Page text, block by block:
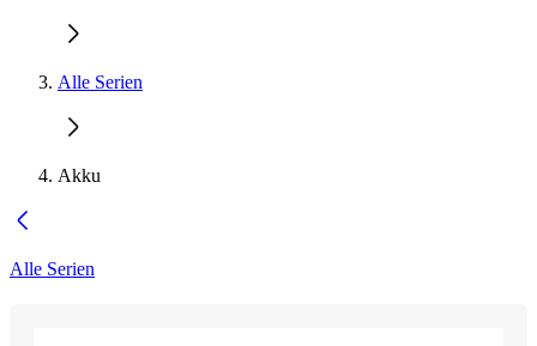
Alle Serien
Akku
Alle Serien